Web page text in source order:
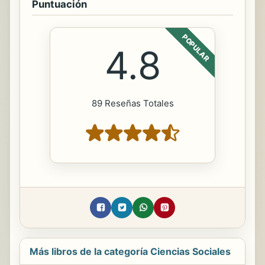
Puntuación
POPULAR
4.8
89 Reseñas Totales
Más libros de la categoría Ciencias Sociales